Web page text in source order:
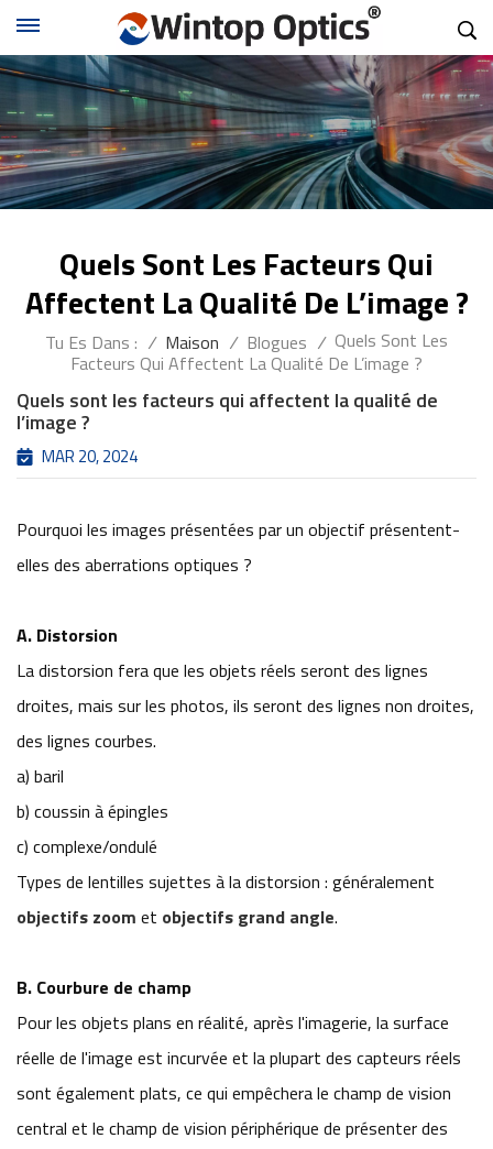
Quels Sont Les Facteurs Qui
Affectent La Qualité De L’image ?
Tu Es Dans : / Maison / Blogues / Quels Sont Les
Facteurs Qui Affectent La Qualité De L’image ?
Quels sont les facteurs qui affectent la qualité de
l’image ?
MAR 20, 2024
Pourquoi les images présentées par un objectif présentent-
elles des aberrations optiques ?
A. Distorsion
La distorsion fera que les objets réels seront des lignes
droites, mais sur les photos, ils seront des lignes non droites,
des lignes courbes.
a) baril
b) coussin à épingles
c) complexe/ondulé
Types de lentilles sujettes à la distorsion : généralement
objectifs zoom et objectifs grand angle.
B. Courbure de champ
Pour les objets plans en réalité, après l'imagerie, la surface
réelle de l'image est incurvée et la plupart des capteurs réels
sont également plats, ce qui empêchera le champ de vision
central et le champ de vision périphérique de présenter des